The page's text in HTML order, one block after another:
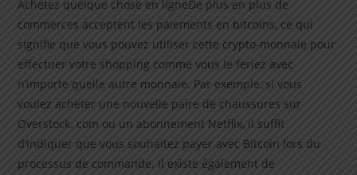
Achetez quelque chose en ligneDe plus en plus de
commerces acceptent les paiements en bitcoins, ce qui
signifie que vous pouvez utiliser cette crypto-monnaie pour
effectuer votre shopping comme vous le feriez avec
n’importe quelle autre monnaie. Par exemple, si vous
voulez acheter une nouvelle paire de chaussures sur
Overstock. com ou un abonnement Netflix, il suffit
d’indiquer que vous souhaitez payer avec Bitcoin lors du
processus de commande. Il existe également de